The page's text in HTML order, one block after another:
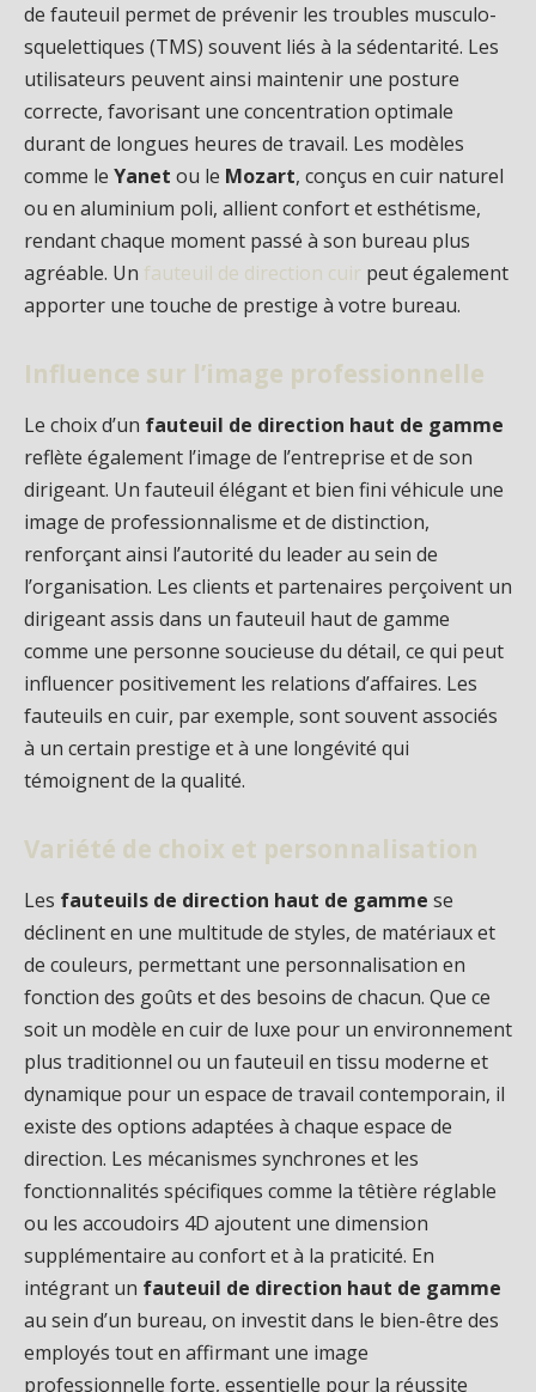
de fauteuil permet de prévenir les troubles musculo-
squelettiques (TMS) souvent liés à la sédentarité. Les
utilisateurs peuvent ainsi maintenir une posture
correcte, favorisant une concentration optimale
durant de longues heures de travail. Les modèles
comme le Yanet ou le Mozart, conçus en cuir naturel
ou en aluminium poli, allient confort et esthétisme,
rendant chaque moment passé à son bureau plus
agréable. Un fauteuil de direction cuir peut également
apporter une touche de prestige à votre bureau.
Influence sur l’image professionnelle
Le choix d’un fauteuil de direction haut de gamme
reflète également l’image de l’entreprise et de son
dirigeant. Un fauteuil élégant et bien fini véhicule une
image de professionnalisme et de distinction,
renforçant ainsi l’autorité du leader au sein de
l’organisation. Les clients et partenaires perçoivent un
dirigeant assis dans un fauteuil haut de gamme
comme une personne soucieuse du détail, ce qui peut
influencer positivement les relations d’affaires. Les
fauteuils en cuir, par exemple, sont souvent associés
à un certain prestige et à une longévité qui
témoignent de la qualité.
Variété de choix et personnalisation
Les fauteuils de direction haut de gamme se
déclinent en une multitude de styles, de matériaux et
de couleurs, permettant une personnalisation en
fonction des goûts et des besoins de chacun. Que ce
soit un modèle en cuir de luxe pour un environnement
plus traditionnel ou un fauteuil en tissu moderne et
dynamique pour un espace de travail contemporain, il
existe des options adaptées à chaque espace de
direction. Les mécanismes synchrones et les
fonctionnalités spécifiques comme la têtière réglable
ou les accoudoirs 4D ajoutent une dimension
supplémentaire au confort et à la praticité. En
intégrant un fauteuil de direction haut de gamme
au sein d’un bureau, on investit dans le bien-être des
employés tout en affirmant une image
professionnelle forte, essentielle pour la réussite